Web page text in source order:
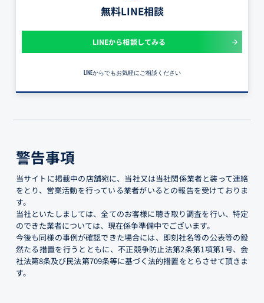
無料LINE相談
LINEから相談してみる
LINEからでもお気軽にご相談ください
警告事項
当サイトに掲載中の店舗宛に、当社又は当社関係業者と装って連絡
をとり、営業活動を行っている業者がいるとの報告を受けておりま
す。
当社といたしましては、全てのお客様に聴き取り調査を行い、特定
のできた業者については、現在係争準備中でございます。
今後も同様の事例が確認できた場合には、即刻社名等の公表等の毅
然たる措置を行うとともに、不正競争防止法第2条第1項第1号、会
社法第8条及び民法第709条等に基づく法的措置をとらさせて頂きま
す。